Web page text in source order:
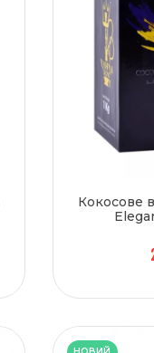
Кокосове